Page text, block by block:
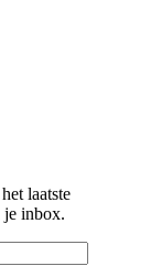
laatste
je inbox.